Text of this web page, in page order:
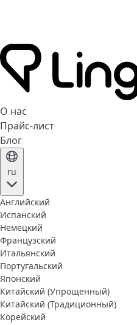
О нас
Прайс-лист
Блог
ru
Английский
Испанский
Немецкий
Французский
Итальянский
Португальский
Японский
Китайский (Упрощенный)
Китайский (Традиционный)
Корейский